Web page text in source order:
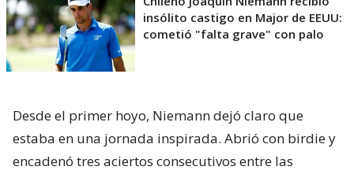
insólito castigo en Major de EEUU:
cometió "falta grave" con palo
Desde el primer hoyo, Niemann dejó claro que
estaba en una jornada inspirada. Abrió con birdie y
encadenó tres aciertos consecutivos entre las